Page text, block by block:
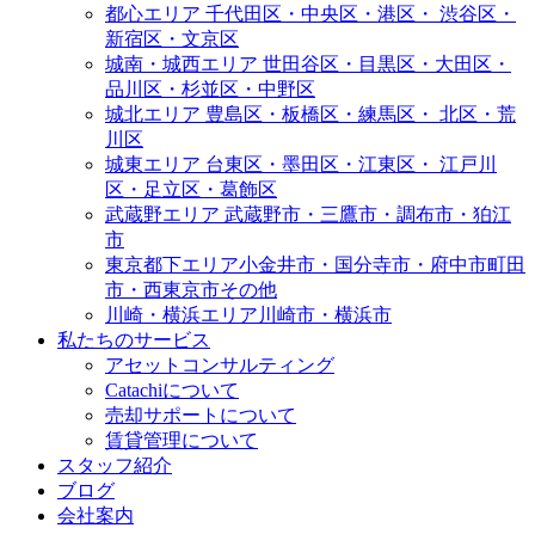
都心エリア 千代田区・中央区・港区・ 渋谷区・
新宿区・文京区
城南・城西エリア 世田谷区・目黒区・大田区・
品川区・杉並区・中野区
城北エリア 豊島区・板橋区・練馬区・ 北区・荒
川区
城東エリア 台東区・墨田区・江東区・ 江戸川
区・足立区・葛飾区
武蔵野エリア 武蔵野市・三鷹市・調布市・ 狛江
市
東京都下エリア小金井市・国分寺市・府中市町田
市・西東京市その他
川崎・横浜エリア 川崎市・横浜市
私たちのサービス
アセットコンサルティング
Catachiについて
売却サポートについて
賃貸管理について
スタッフ紹介
ブログ
会社案内